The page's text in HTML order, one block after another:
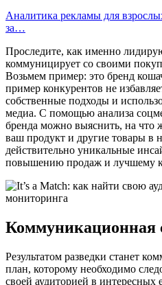
Аналитика рекламы для
за…
Проследите, как именно
коммуницирует со своими
Возьмем пример: это бренд
пример конкурентов не
собственные подходы и
медиа. С помощью анализа
бренда можно выяснить, на что
ваш продукт и другие товары
действительно уникальные
повышению продаж и лучшему
Коммуникационная
Результатом разведки станет
план, которому необходимо
своей аудиторией в интересных